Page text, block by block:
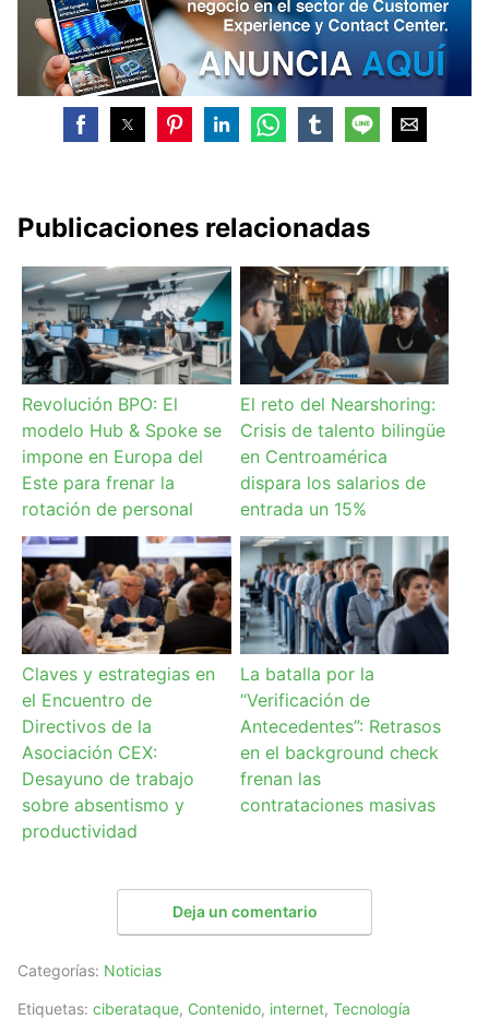
Publicaciones relacionadas
Revolución BPO: El
modelo Hub & Spoke se
impone en Europa del
Este para frenar la
rotación de personal
El reto del Nearshoring:
Crisis de talento bilingüe
en Centroamérica
dispara los salarios de
entrada un 15%
Claves y estrategias en
el Encuentro de
Directivos de la
Asociación CEX:
Desayuno de trabajo
sobre absentismo y
productividad
La batalla por la
“Verificación de
Antecedentes”: Retrasos
en el background check
frenan las
contrataciones masivas
Deja un comentario
Categorías: Noticias
Etiquetas: ciberataque, Contenido, internet, Tecnología